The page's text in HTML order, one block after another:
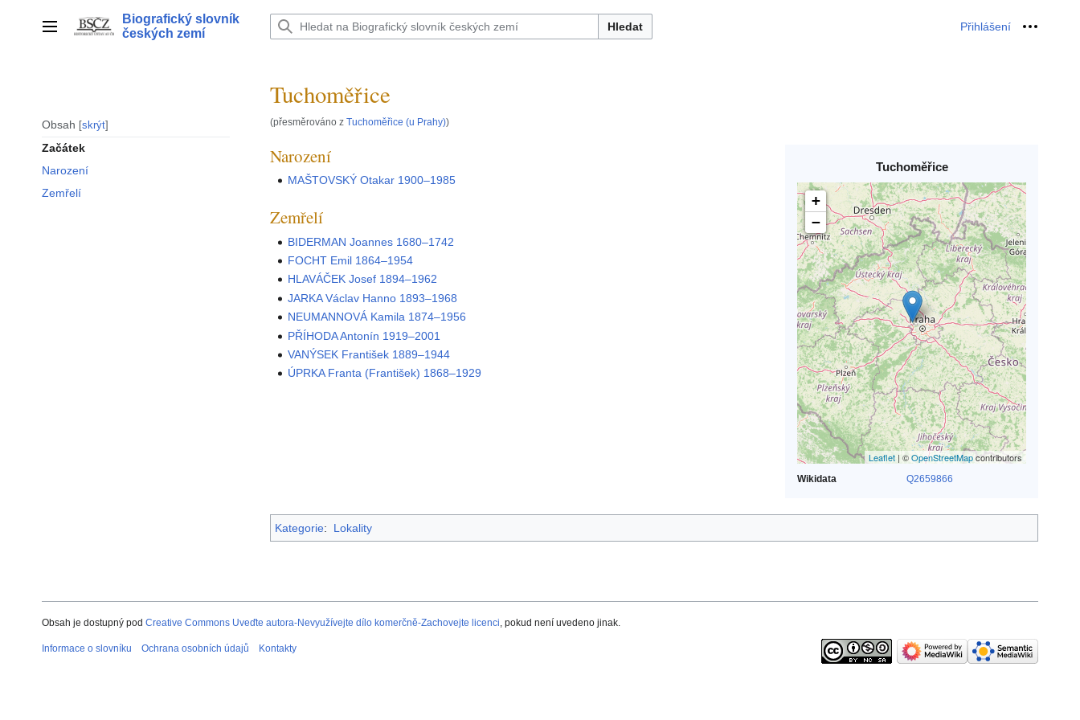
Hlavní menu
Biografický slovník
českých zemí
Hledat Přihlášení Osobní
Obsah skrýt
Začátek
Narození
Zemřelí
Tuchoměřice
(přesměrováno z Tuchoměřice (u Prahy))
Tuchoměřice
+
−
Leaflet | ©OpenStreetMapcontributors
Wikidata Q2659866
Narození
MAŠTOVSKÝ Otakar 1900–1985
Zemřelí
BIDERMAN Joannes 1680–1742
FOCHT Emil 1864–1954
HLAVÁČEK Josef 1894–1962
JARKA Václav Hanno 1893–1968
NEUMANNOVÁ Kamila 1874–1956
PŘÍHODA Antonín 1919–2001
VANÝSEK František 1889–1944
ÚPRKA Franta (František) 1868–1929
Kategorie: Lokality
Obsah je dostupný pod Creative Commons Uveďte autora-Nevyužívejte dílo komerčně-Zachovejte licenci, pokud není uvedeno jinak.
Informace o slovníku Ochrana osobních údajů Kontakty